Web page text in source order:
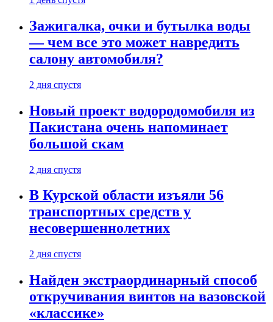
Зажигалка, очки и бутылка воды
— чем все это может навредить
салону автомобиля?
2 дня спустя
Новый проект водородомобиля из
Пакистана очень напоминает
большой скам
2 дня спустя
В Курской области изъяли 56
транспортных средств у
несовершеннолетних
2 дня спустя
Найден экстраординарный способ
откручивания винтов на вазовской
«классике»